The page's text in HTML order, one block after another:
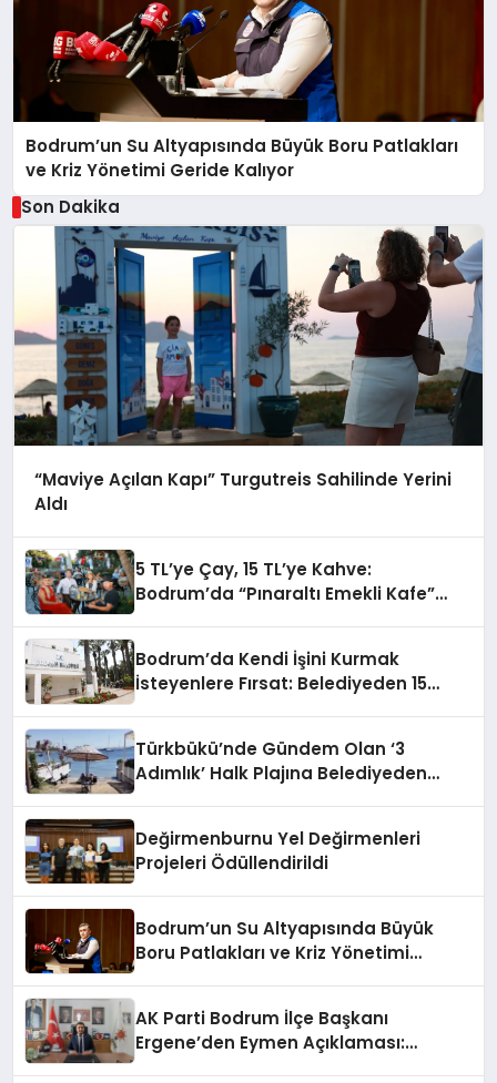
Bodrum’un Su Altyapısında Büyük Boru Patlakları
ve Kriz Yönetimi Geride Kalıyor
Son Dakika
“Maviye Açılan Kapı” Turgutreis Sahilinde Yerini
Aldı
5 TL’ye Çay, 15 TL’ye Kahve:
Bodrum’da “Pınaraltı Emekli Kafe”
Bodrum’da Kendi İşini Kurmak
İsteyenlere Fırsat: Belediyeden 15
Türkbükü’nde Gündem Olan ‘3
Adımlık’ Halk Plajına Belediyeden
Değirmenburnu Yel Değirmenleri
Projeleri Ödüllendirildi
Bodrum’un Su Altyapısında Büyük
Boru Patlakları ve Kriz Yönetimi
AK Parti Bodrum İlçe Başkanı
Ergene’den Eymen Açıklaması: